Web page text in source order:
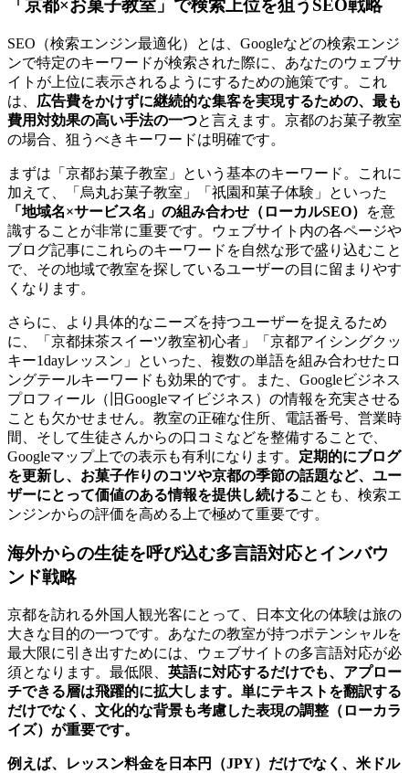
「京都×お菓子教室」で検索上位を狙うSEO戦略
SEO（検索エンジン最適化）とは、Googleなどの検索エンジ
ンで特定のキーワードが検索された際に、あなたのウェブサ
イトが上位に表示されるようにするための施策です。これ
は、 広告費をかけずに継続的な集客を実現するための、最も
費用対効果の高い手法の一つと言えます。京都のお菓子教室
の場合、狙うべきキーワードは明確です。
まずは「京都お菓子教室」という基本のキーワード。これに
加えて、「烏丸お菓子教室」「祇園和菓子体験」といった
「地域名×サービス名」の組み合わせ（ローカルSEO）
を意
識することが非常に重要です。ウェブサイト内の各ページや
ブログ記事にこれらのキーワードを自然な形で盛り込むこと
で、その地域で教室を探しているユーザーの目に留まりやす
くなります。
さらに、より具体的なニーズを持つユーザーを捉えるため
に、「京都抹茶スイーツ教室初心者」「京都アイシングクッ
キー1dayレッスン」といった、複数の単語を組み合わせたロ
ングテールキーワードも効果的です。また、Googleビジネス
プロフィール（旧Googleマイビジネス）の情報を充実させる
ことも欠かせません。教室の正確な住所、電話番号、営業時
間、そして生徒さんからの口コミなどを整備することで、
Googleマップ上での表示も有利になります。 定期的にブログ
を更新し、お菓子作りのコツや京都の季節の話題など、ユー
ザーにとって価値のある情報を提供し続けることも、検索エ
ンジンからの評価を高める上で極めて重要です。
海外からの生徒を呼び込む多言語対応とインバウ
ンド戦略
京都を訪れる外国人観光客にとって、日本文化の体験は旅の
大きな目的の一つです。あなたの教室が持つポテンシャルを
最大限に引き出すためには、ウェブサイトの多言語対応が必
須となります。最低限、 英語に対応するだけでも、アプロー
チできる層は飛躍的に拡大します。単にテキストを翻訳する
だけでなく、文化的な背景も考慮した表現の調整（ローカラ
イズ）が重要です。
例えば、レッスン料金を日本円（JPY）だけでなく、米ドル